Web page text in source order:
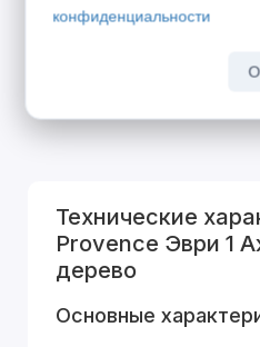
Открой двери выгоде.
Технические
Provence Эври 1
дерево
Основные
конфиденциальности